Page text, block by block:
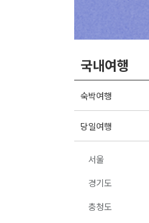
국내여행
숙박여행
당일여행
서울
경기도
충청도